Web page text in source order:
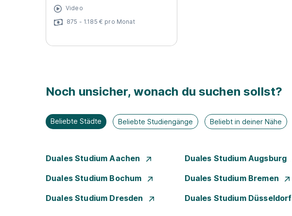
Video
875 - 1.185 € pro Monat
Noch unsicher, wonach du suchen sollst?
Beliebte Städte Beliebte Studiengänge Beliebt in deiner Nähe
Duales Studium Aachen Duales Studium Augsburg
Duales Studium Bochum Duales Studium Bremen
Duales Studium Dresden Duales Studium Düsseldorf